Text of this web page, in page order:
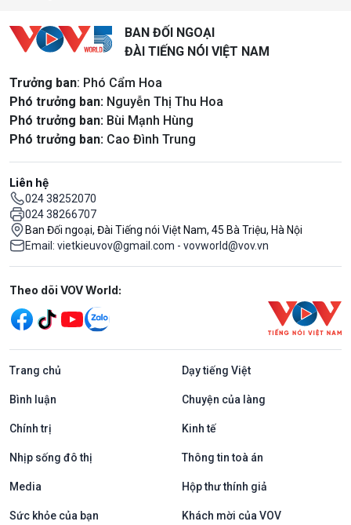
BAN ĐỐI NGOẠI
ĐÀI TIẾNG NÓI VIỆT NAM
Trưởng ban: Phó Cẩm Hoa
Phó trưởng ban: Nguyễn Thị Thu Hoa
Phó trưởng ban: Bùi Mạnh Hùng
Phó trưởng ban: Cao Đình Trung
Liên hệ
024 38252070
024 38266707
Ban Đối ngoại, Đài Tiếng nói Việt Nam, 45 Bà Triệu, Hà Nội
Email: vietkieuvov@gmail.com - vovworld@vov.vn
Mạng xã hội
Theo dõi VOV World:
Trang chủ Dạy tiếng Việt
Bình luận Chuyện của làng
Chính trị Kinh tế
Nhịp sống đô thị Thông tin toà án
Media Hộp thư thính giả
Sức khỏe của bạn Khách mời của VOV